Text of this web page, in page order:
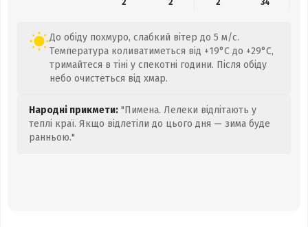
2
2 2 34
До обіду похмуро, слабкий вітер до 5 м/с.
Температура коливатиметься від +19°C до +29°C,
тримайтеся в тіні у спекотні години. Після обіду
небо очистеться від хмар.
Народні прикмети: "Пимена. Лелеки відлітають у
теплі краї. Якщо відлетіли до цього дня — зима буде
ранньою."